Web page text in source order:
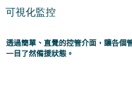
可視化監控
透過簡單、直覺的控管介面，讓各個
一目了然備援狀態。